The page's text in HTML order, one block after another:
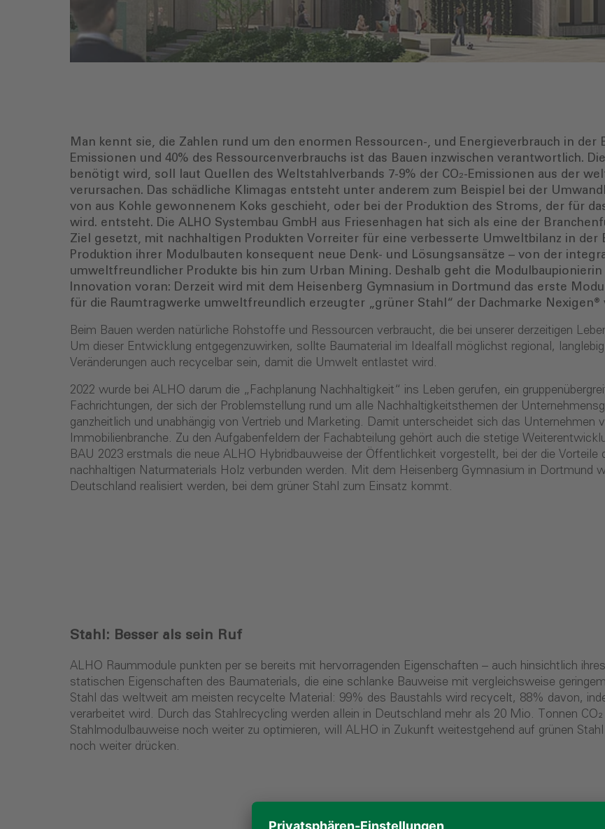
Man kennt sie, die Zahlen rund um den enormen Ressourcen-, und Energieverbrauch in der
Emissionen und 40% des Ressourcenverbrauchs ist das Bauen inzwischen verantwortlich.
benötigt wird, soll laut Quellen des Weltstahlverbands 7-9% der CO₂-Emissionen aus der
verursachen. Das schädliche Klimagas entsteht unter anderem zum Beispiel bei der
von aus Kohle gewonnenem Koks geschieht, oder bei der Produktion des Stroms, der für
wird. entsteht. Die ALHO Systembau GmbH aus Friesenhagen hat sich als eine der
Ziel gesetzt, mit nachhaltigen Produkten Vorreiter für eine verbesserte Umweltbilanz in der
Produktion ihrer Modulbauten konsequent neue Denk- und Lösungsansätze – von der
umweltfreundlicher Produkte bis hin zum Urban Mining. Deshalb geht die
Innovation voran: Derzeit wird mit dem Heisenberg Gymnasium in Dortmund das erste
für die Raumtragwerke umweltfreundlich erzeugter „grüner Stahl“ der Dachmarke
Beim Bauen werden natürliche Rohstoffe und Ressourcen verbraucht, die bei unserer derzeitigen
Um dieser Entwicklung entgegenzuwirken, sollte Baumaterial im Idealfall möglichst regional,
Veränderungen auch recycelbar sein, damit die Umwelt entlastet wird.
2022 wurde bei ALHO darum die „Fachplanung Nachhaltigkeit“ ins Leben gerufen, ein
Fachrichtungen, der sich der Problemstellung rund um alle Nachhaltigkeitsthemen der
ganzheitlich und unabhängig von Vertrieb und Marketing. Damit unterscheidet sich das Unternehmen
Immobilienbranche. Zu den Aufgabenfeldern der Fachabteilung gehört auch die stetige
BAU 2023 erstmals die neue ALHO Hybridbauweise der Öffentlichkeit vorgestellt, bei der die
nachhaltigen Naturmaterials Holz verbunden werden. Mit dem Heisenberg Gymnasium in Dortmund
Deutschland realisiert werden, bei dem grüner Stahl zum Einsatz kommt.
Stahl: Besser als sein Ruf
ALHO Raummodule punkten per se bereits mit hervorragenden Eigenschaften – auch hinsichtlich
statischen Eigenschaften des Baumaterials, die eine schlanke Bauweise mit vergleichsweise
Stahl das weltweit am meisten recycelte Material: 99% des Baustahls wird recycelt, 88% davon,
verarbeitet wird. Durch das Stahlrecycling werden allein in Deutschland mehr als 20 Mio. Tonnen
Stahlmodulbauweise noch weiter zu optimieren, will ALHO in Zukunft weitestgehend auf grünen
noch weiter drücken.